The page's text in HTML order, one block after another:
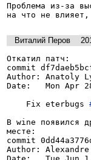
Проблема из-за
на что не
Виталий Перов
Откатил патч:
commit
Author: Anatoly
Date:   Mon Apr
    Fix eterbugs
В wine появился
месте:
commit
Author: